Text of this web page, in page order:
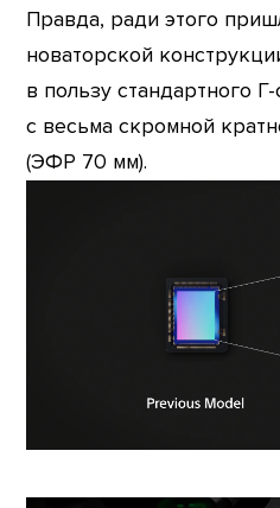
Правда, ради этого
новаторской
в пользу стандартного
с весьма скромной
(ЭФР 70 мм).